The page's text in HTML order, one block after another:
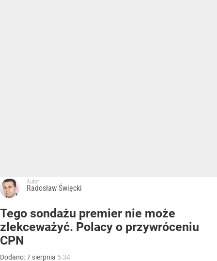
Autor:
Radosław Święcki
Tego sondażu premier nie może
zlekceważyć. Polacy o przywróceniu
CPN
Dodano:7 sierpnia 5:34